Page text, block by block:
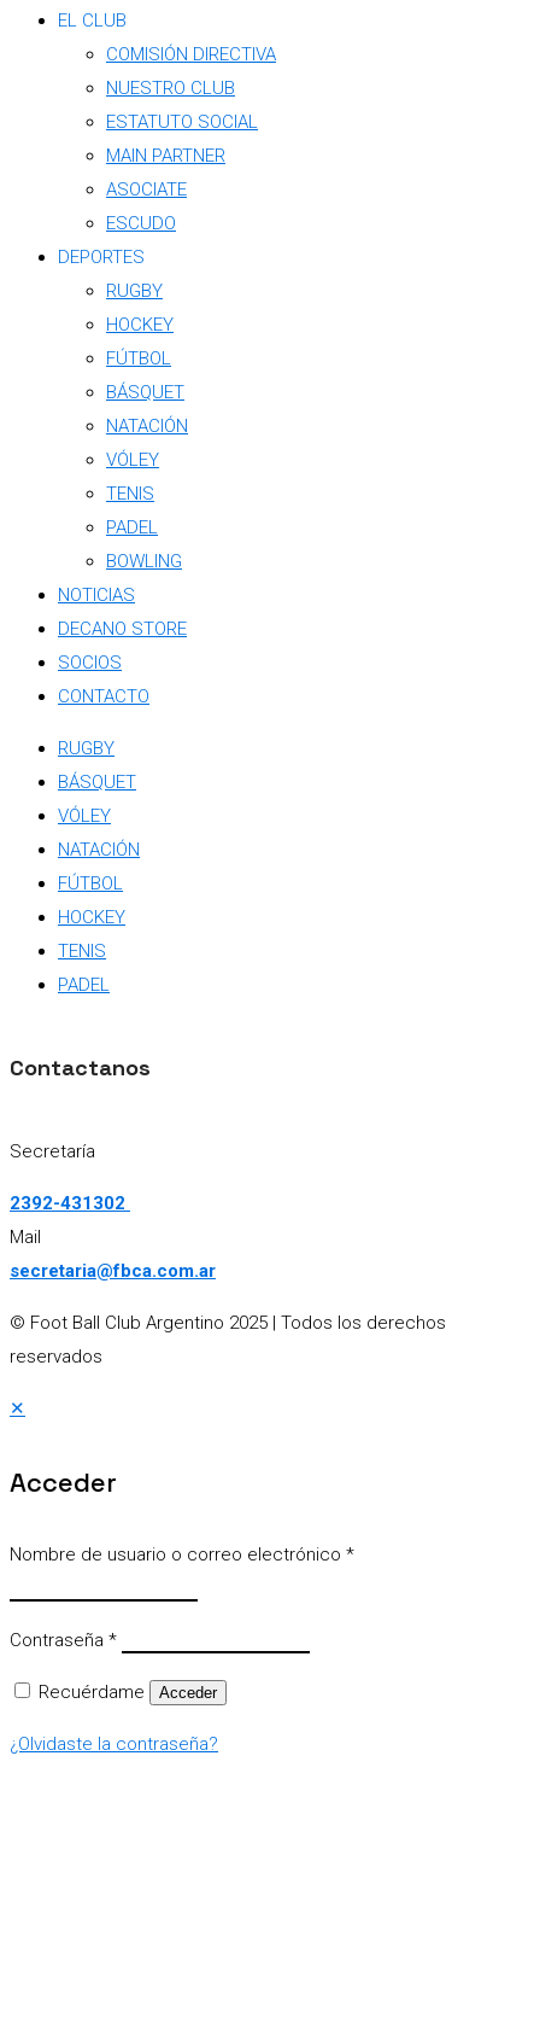
EL CLUB
COMISIÓN DIRECTIVA
NUESTRO CLUB
ESTATUTO SOCIAL
MAIN PARTNER
ASOCIATE
ESCUDO
DEPORTES
RUGBY
HOCKEY
FÚTBOL
BÁSQUET
NATACIÓN
VÓLEY
TENIS
PADEL
BOWLING
NOTICIAS
DECANO STORE
SOCIOS
CONTACTO
RUGBY
BÁSQUET
VÓLEY
NATACIÓN
FÚTBOL
HOCKEY
TENIS
PADEL
Contactanos
Secretaría
2392-431302
Mail
secretaria@fbca.com.ar
© Foot Ball Club Argentino 2025 | Todos los derechos
reservados
✕
Acceder
Nombre de usuario o correo electrónico *
Contraseña *
Recuérdame Acceder
¿Olvidaste la contraseña?